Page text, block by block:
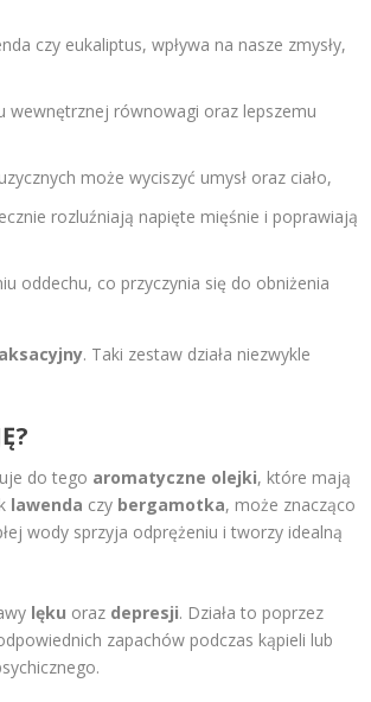
czy eukaliptus, wpływa na nasze zmysły,
wewnętrznej równowagi oraz lepszemu
może wyciszyć umysł oraz ciało,
rozluźniają napięte mięśnie i poprawiają
oddechu, co przyczynia się do obniżenia
. Taki zestaw działa niezwykle
do tego aromatyczne olejki, które mają
lawenda czy bergamotka, może znacząco
wody sprzyja odprężeniu i tworzy idealną
lęku oraz depresji. Działa to poprzez
zapachów podczas kąpieli lub